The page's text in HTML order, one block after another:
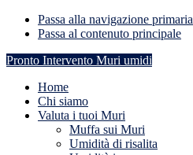
Passa alla navigazione primaria
Passa al contenuto principale
Pronto Intervento Muri umidi
Home
Chi siamo
Valuta i tuoi Muri
Muffa sui Muri
Umidità di risalita